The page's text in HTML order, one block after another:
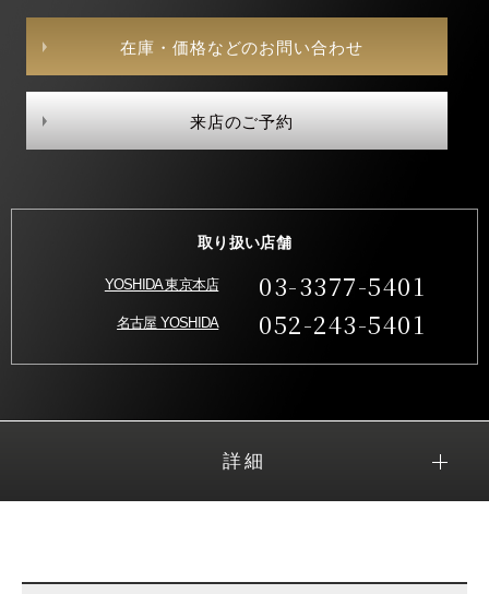
在庫・価格などのお問い合わせ
来店のご予約
取り扱い店舗
YOSHIDA 東京本店 03-3377-5401
名古屋 YOSHIDA 052-243-5401
詳細